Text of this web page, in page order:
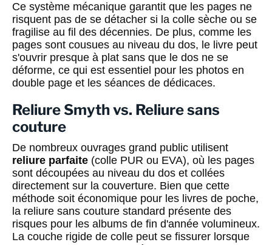
Ce système mécanique garantit que les pages ne
risquent pas de se détacher si la colle sèche ou se
fragilise au fil des décennies. De plus, comme les
pages sont cousues au niveau du dos, le livre peut
s'ouvrir presque à plat sans que le dos ne se
déforme, ce qui est essentiel pour les photos en
double page et les séances de dédicaces.
Reliure Smyth vs. Reliure sans
couture
De nombreux ouvrages grand public utilisent
reliure parfaite (colle PUR ou EVA), où les pages
sont découpées au niveau du dos et collées
directement sur la couverture. Bien que cette
méthode soit économique pour les livres de poche,
la reliure sans couture standard présente des
risques pour les albums de fin d'année volumineux.
La couche rigide de colle peut se fissurer lorsque